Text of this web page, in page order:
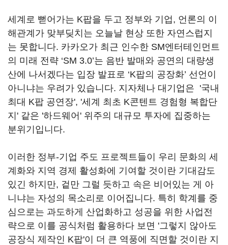
세계로 뻗어가는 K팝을 두고 정부와 기업, 언론의 이
해관계가 맞부딪치는 오늘날 현상 또한 자연스럽지
는 못합니다. 카카오가 최근 인수한 SM엔터테인먼트
의 미래 전략 ‘SM 3.0’는 음반 발매와 공연의 대량생
산에 나서겠다는 입장 발표로 ‘K팝의 공장화’ 선언이
아니냐는 우려가 있습니다. 지자체나 대기업은 '국내
최대 K팝 공연장', '세계 최초 K콘텐트 경험형 복합단
지' 같은 '하드웨어' 위주의 대규모 투자에 집중하는
분위기입니다.
이러한 정부-기업 주도 프로젝트들이 우리 문화의 세
계화와 지역 경제 활성화에 기여할 것이란 기대감도
있긴 하지만, 겉만 그럴 듯하고 속은 비어있는 게 아
니냐는 자성의 목소리로 이어집니다. 특히 학계를 중
심으로는 과도하게 산업화하고 성공을 위한 사업전
략으로 이를 공식처럼 활용하다 보면 '그렇지 않아도
공장식 제작인 K팝'이 더 큰 역풍에 직면할 것이란 지